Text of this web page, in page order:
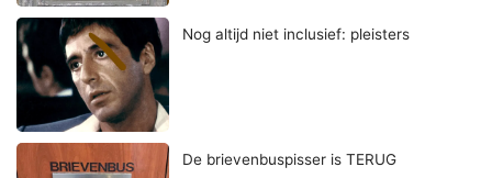
Nog altijd niet inclusief: pleisters
De brievenbuspisser is TERUG